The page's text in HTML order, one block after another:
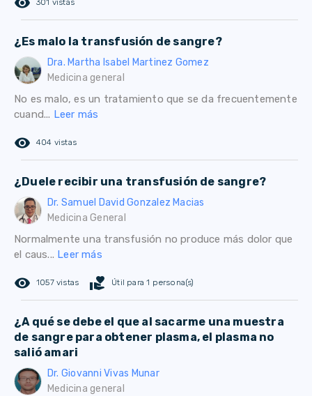
301 vistas
¿Es malo la transfusión de sangre?
Dra. Martha Isabel Martinez Gomez
Medicina general
No es malo, es un tratamiento que se da frecuentemente
cuand... Leer más
remove_red_eye 404 vistas
¿Duele recibir una transfusión de sangre?
Dr. Samuel David Gonzalez Macias
Medicina General
Normalmente una transfusión no produce más dolor que
el caus... Leer más
remove_red_eye 1057 vistas volunteer_activism Útil para 1 persona(s)
¿A qué se debe el que al sacarme una muestra
de sangre para obtener plasma, el plasma no
salió amari
Dr. Giovanni Vivas Munar
Medicina general